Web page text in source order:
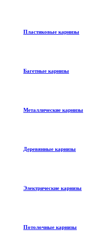
Пластиковые карнизы
Багетные карнизы
Металлические карнизы
Деревянные карнизы
Электрические карнизы
Потолочные карнизы